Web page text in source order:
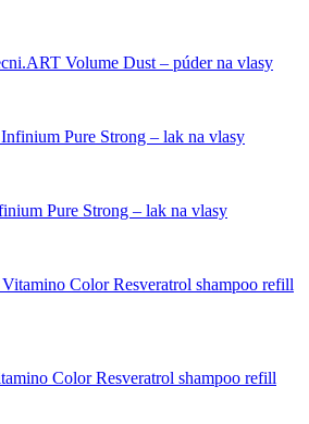
Volume Dust – púder na vlasy
Pure Strong – lak na vlasy
Color Resveratrol shampoo refill